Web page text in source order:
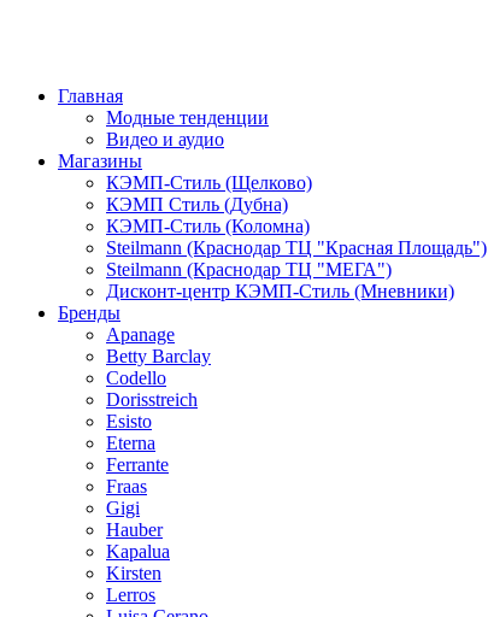
Главная
Модные тенденции
Видео и аудио
Магазины
КЭМП-Стиль (Щелково)
КЭМП Стиль (Дубна)
КЭМП-Стиль (Коломна)
Steilmann (Краснодар ТЦ "Красная Площадь")
Steilmann (Краснодар ТЦ "МЕГА")
Дисконт-центр КЭМП-Стиль (Мневники)
Бренды
Apanage
Betty Barclay
Codello
Dorisstreich
Esisto
Eterna
Ferrante
Fraas
Gigi
Hauber
Kapalua
Kirsten
Lerros